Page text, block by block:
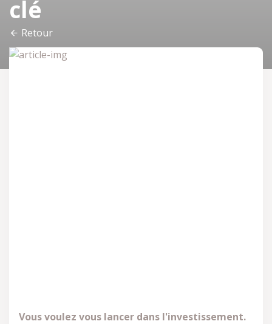
clé
Retour
Vous voulez vous lancer dans l'investissement.